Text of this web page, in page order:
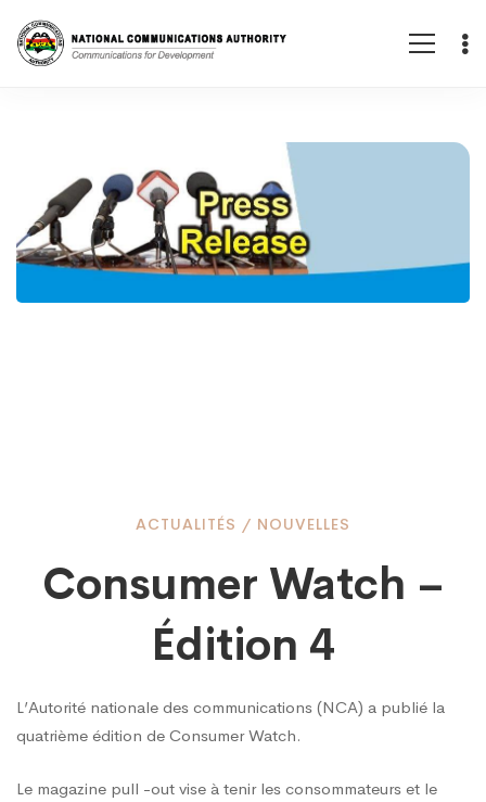
Consumer
Watch
–
Édition
ACTUALITÉS / NOUVELLES
Consumer Watch –
Édition 4
L’Autorité nationale des communications (NCA) a publié la
quatrième édition de Consumer Watch.
Le magazine pull -out vise à tenir les consommateurs et le